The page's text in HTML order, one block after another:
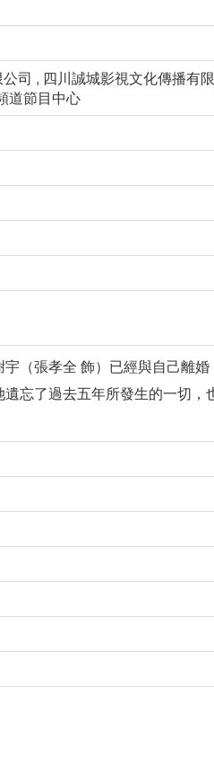
司 , 四川誠城影視文化傳播有
道節目中心
（張孝全 飾）已經與自己離
忘了過去五年所發生的一切